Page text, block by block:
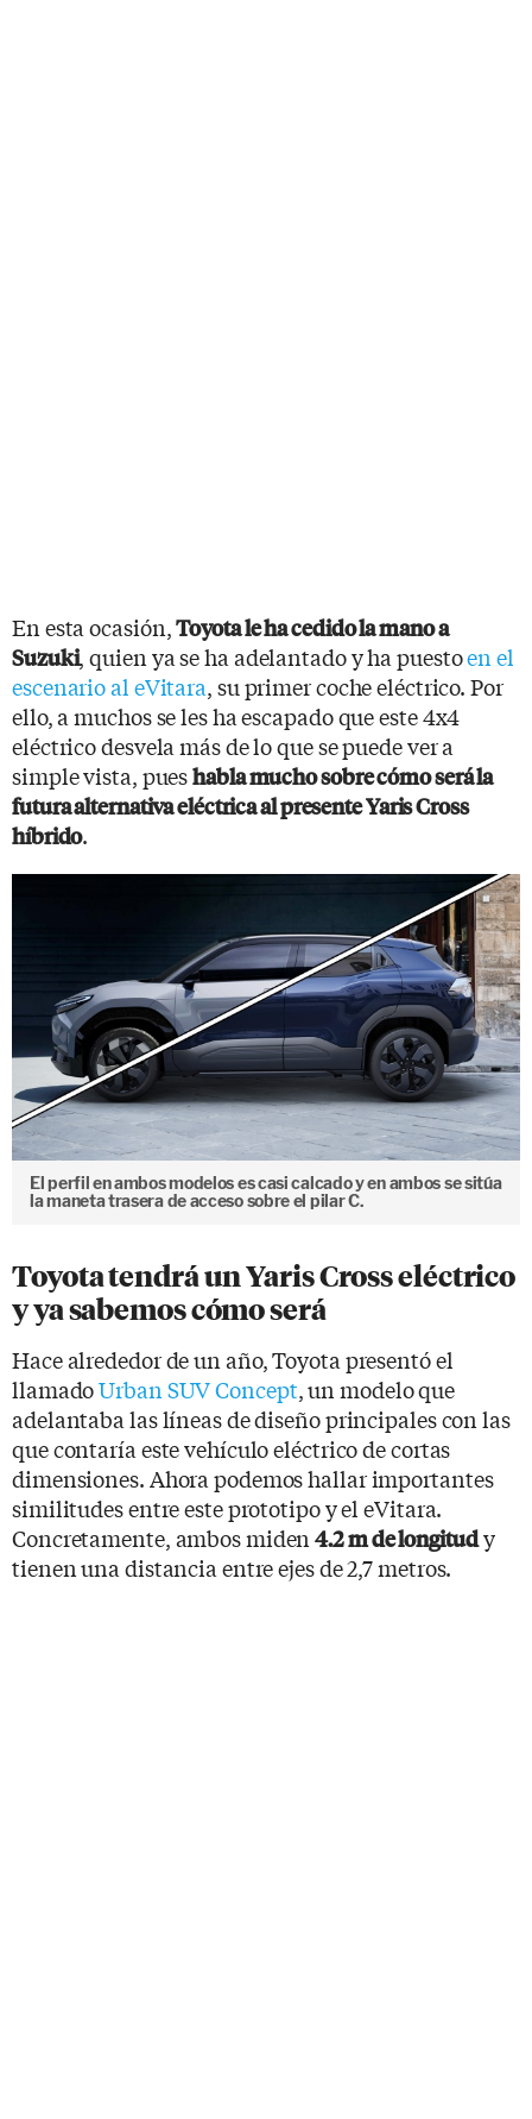
En esta ocasión,Toyota le ha cedido la mano a
Suzuki, quien ya se ha adelantado y ha puestoen el
escenario al eVitara, su primer coche eléctrico. Por
ello, a muchos se les ha escapado que este 4x4
eléctrico desvela más de lo que se puede ver a
simple vista, pueshabla mucho sobre cómo será la
futura alternativa eléctrica al presente Yaris Cross
híbrido.
El perfil en ambos modelos es casi calcado y en ambos se sitúa
la maneta trasera de acceso sobre el pilar C.
Toyota tendrá un Yaris Cross eléctrico
y ya sabemos cómo será
Hace alrededor de un año, Toyota presentó el
llamadoUrban SUV Concept, un modelo que
adelantaba las líneas de diseño principales con las
que contaría este vehículo eléctrico de cortas
dimensiones. Ahora podemos hallar importantes
similitudes entre este prototipo y el eVitara.
Concretamente, ambos miden4.2 m de longitudy
tienen una distancia entre ejes de 2,7 metros.